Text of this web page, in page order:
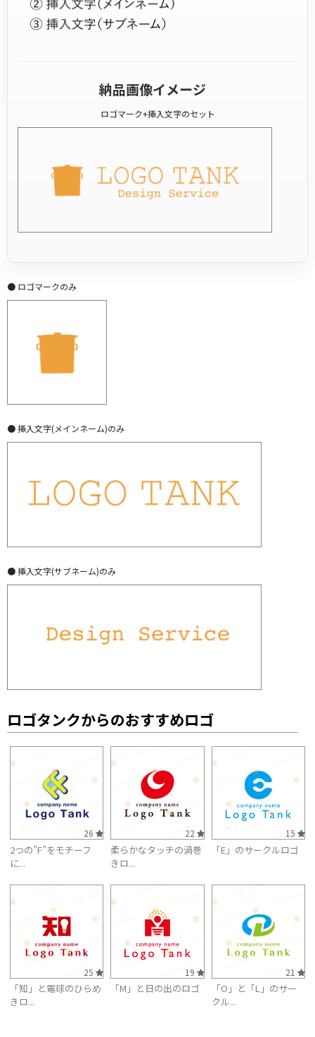
納品画像イメージ
ロゴマーク+挿入文字のセット
● ロゴマークのみ
● 挿入文字(メインネーム)のみ
● 挿入文字(サブネーム)のみ
ロゴタンクからのおすすめロゴ
26
2つの”F”をモチーフ
に...
22
柔らかなタッチの渦巻
きロ...
15
「E」のサークルロゴ
25
「知」と電球のひらめ
きロ...
19
「M」と日の出のロゴ
21
「O」と「L」のサー
クル...